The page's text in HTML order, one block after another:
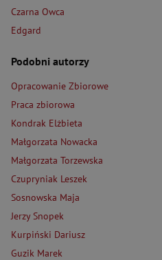
Czarna Owca
Edgard
Podobni autorzy
Opracowanie Zbiorowe
Praca zbiorowa
Kondrak Elżbieta
Małgorzata Nowacka
Małgorzata Torzewska
Czupryniak Leszek
Sosnowska Maja
Jerzy Snopek
Kurpiński Dariusz
Guzik Marek